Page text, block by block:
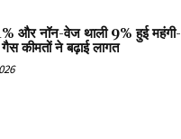
और नॉन-वेज थाली 9% हुई महंगी-
कीमतों ने बढ़ाई लागत